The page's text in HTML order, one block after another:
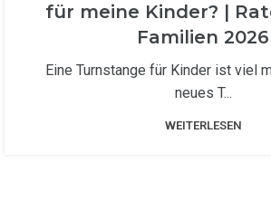
für meine Kinder? |
Familien 2026
Eine Turnstange für Kinder ist viel
neues T...
WEITERLESEN